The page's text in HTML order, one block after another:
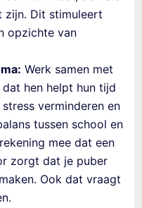
zijn. Dit stimuleert
opzichte van
Werk samen met
hen helpt hun tijd
verminderen en
tussen school en
mee dat een
zorgt dat je puber
Ook dat vraagt